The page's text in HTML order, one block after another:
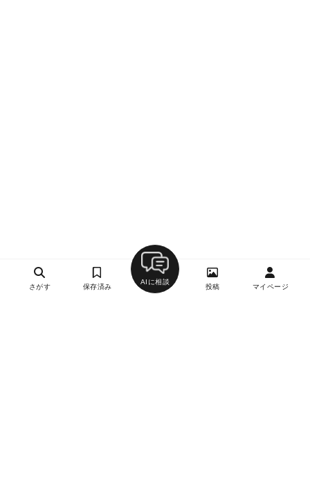
さがす 保存済み
AIに相談
投稿 マイページ